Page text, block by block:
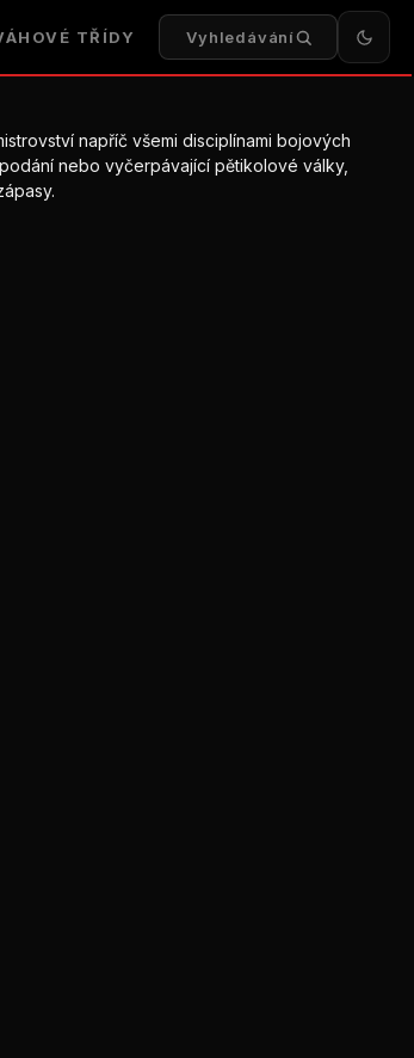
TŘÍDY Vyhledávání
napříč všemi disciplínami bojových
nebo vyčerpávající pětikolové války,